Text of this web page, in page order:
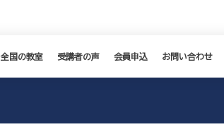
全国の教室 受講者の声 会員申込 お問い合わせ